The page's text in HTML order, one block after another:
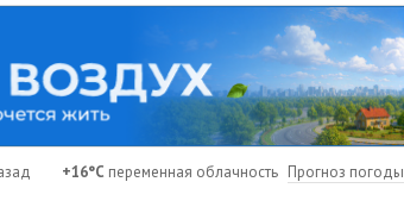
+16°C переменная облачность Прогноз погоды